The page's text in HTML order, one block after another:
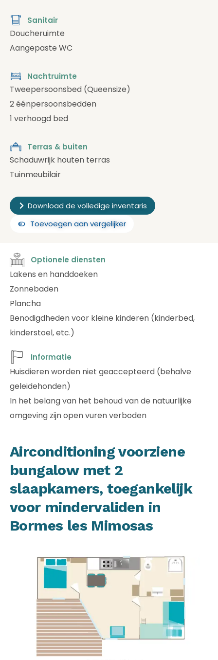
Sanitair
Doucheruimte
Aangepaste WC
Nachtruimte
Tweepersoonsbed (Queensize)
2 éénpersoonsbedden
1 verhoogd bed
Terras & buiten
Schaduwrijk houten terras
Tuinmeubilair
Download de volledige inventaris
Toevoegen aan vergelijker
Optionele diensten
Lakens en handdoeken
Zonnebaden
Plancha
Benodigdheden voor kleine kinderen (kinderbed,
kinderstoel, etc.)
Informatie
Huisdieren worden niet geaccepteerd (behalve
geleidehonden)
In het belang van het behoud van de natuurlijke
omgeving zijn open vuren verboden
Airconditioning voorziene
bungalow met 2
slaapkamers, toegankelijk
voor mindervaliden in
Bormes les Mimosas